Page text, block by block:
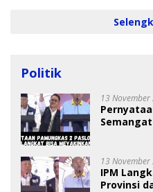
Politik
13
13
IPM
Provinsi